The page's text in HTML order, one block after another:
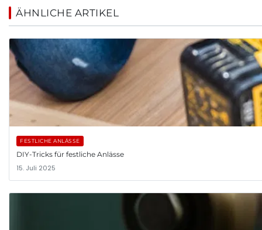
ÄHNLICHE ARTIKEL
FESTLICHE ANLÄSSE
DIY-Tricks für festliche Anlässe
15. Juli 2025